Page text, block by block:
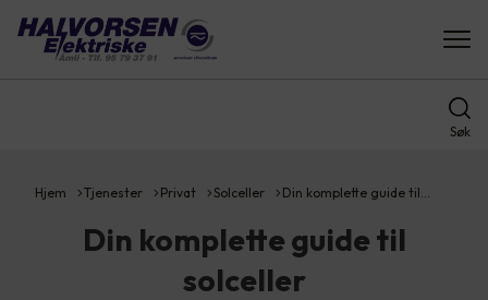
Søk
Hjem Tjenester Privat Solceller Din komplette guide til…
Din komplette guide til
solceller